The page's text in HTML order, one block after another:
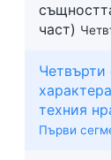
част)
Четвърти
техния
Първи